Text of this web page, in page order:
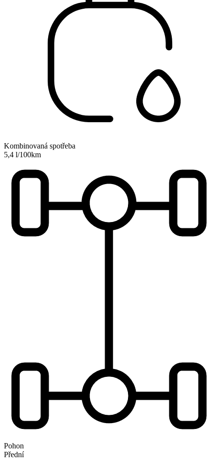
Kombinovaná spotřeba
5,4 l/100km
Pohon
Přední